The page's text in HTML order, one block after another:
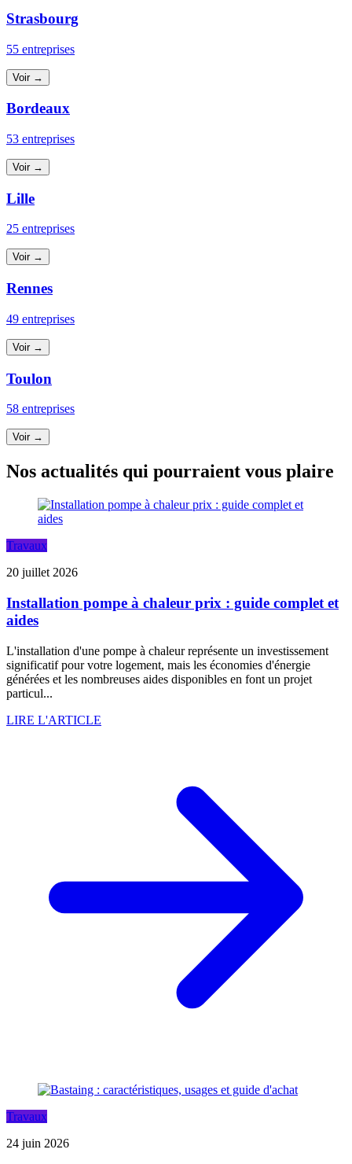
Strasbourg
55 entreprises
Voir →
Bordeaux
53 entreprises
Voir →
Lille
25 entreprises
Voir →
Rennes
49 entreprises
Voir →
Toulon
58 entreprises
Voir →
Nos actualités qui pourraient vous plaire
Travaux
20 juillet 2026
Installation pompe à chaleur prix : guide complet et
aides
L'installation d'une pompe à chaleur représente un investissement
significatif pour votre logement, mais les économies d'énergie
générées et les nombreuses aides disponibles en font un projet
particul...
LIRE L'ARTICLE
Travaux
24 juin 2026